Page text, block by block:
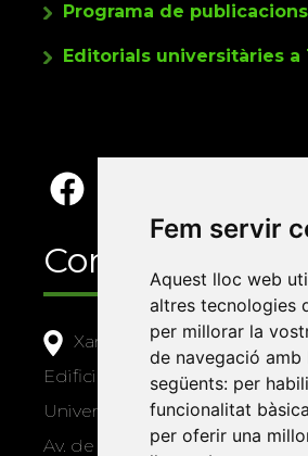
Fem servir
Aquest lloc web
altres tecnologies
per millorar la
de navegació
següents: per
funcionalitat
per oferir una
Programa de publicacions
Editorials universitàries
Contacte
Xarxa Vives d'Universitats
Edifici Àgora
Universitat Jaume I, local 10
Av. de Vicent Sos Baynat, s/n